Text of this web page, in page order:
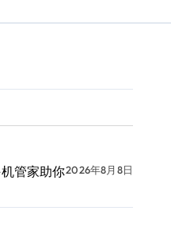
管家助你2026年8月8日